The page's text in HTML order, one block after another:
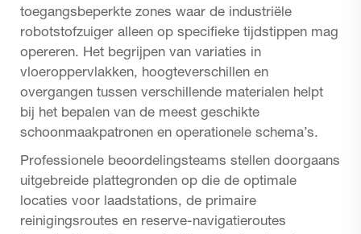
toegangsbeperkte zones waar de industriële
robotstofzuiger alleen op specifieke tijdstippen mag
opereren. Het begrijpen van variaties in
vloeroppervlakken, hoogteverschillen en
overgangen tussen verschillende materialen helpt
bij het bepalen van de meest geschikte
schoonmaakpatronen en operationele schema’s.
Professionele beoordelingsteams stellen doorgaans
uitgebreide plattegronden op die de optimale
locaties voor laadstations, de primaire
reinigingsroutes en reserve-navigatieroutes